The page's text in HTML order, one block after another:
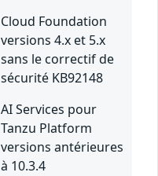
Cloud Foundation
versions 4.x et 5.x
sans le correctif de
sécurité KB92148
AI Services pour
Tanzu Platform
versions antérieures
à 10.3.4